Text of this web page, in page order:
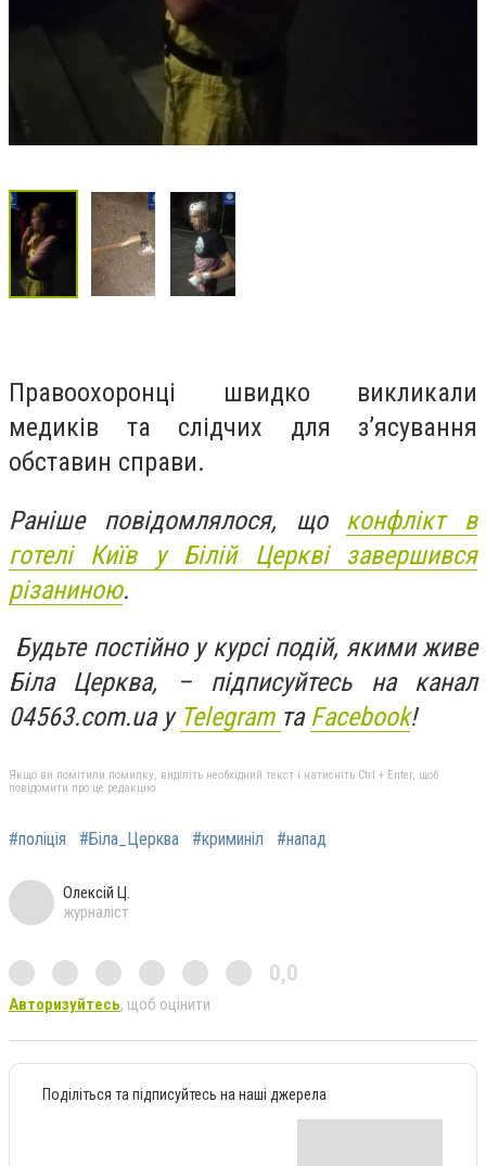
Правоохоронці швидко викликали
медиків та слідчих для з’ясування
обставин справи.
Раніше повідомлялося, що конфлікт в
готелі Київ у Білій Церкві завершився
різаниною.
Будьте постійно у курсі подій, якими живе
Біла Церква, – підписуйтесь на канал
04563.com.ua у Telegram та Facebook!
Якщо ви помітили помилку, виділіть необхідний текст і натисніть Ctrl + Enter, щоб
повідомити про це редакцію
#поліція #Біла_Церква #криминіл #напад
Олексій Ц.
журналіст
0,0
Авторизуйтесь, щоб оцінити
Поділіться та підписуйтесь на наші джерела